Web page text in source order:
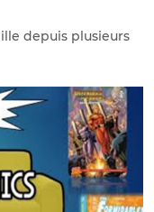
depuis plusieurs